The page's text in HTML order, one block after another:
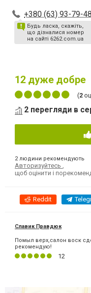
+380 (63) 93-79-
Будь ласка, скажіть,
що дізналися номер
на сайті 6262.com.ua
12 дуже добре
(2
2 перегляди в
2 людини рекомендують
Авторизуйтесь
щоб оцінити і
Reddit
Славик Правдюк
Помыл верх,салон воск
рекомендую!
12